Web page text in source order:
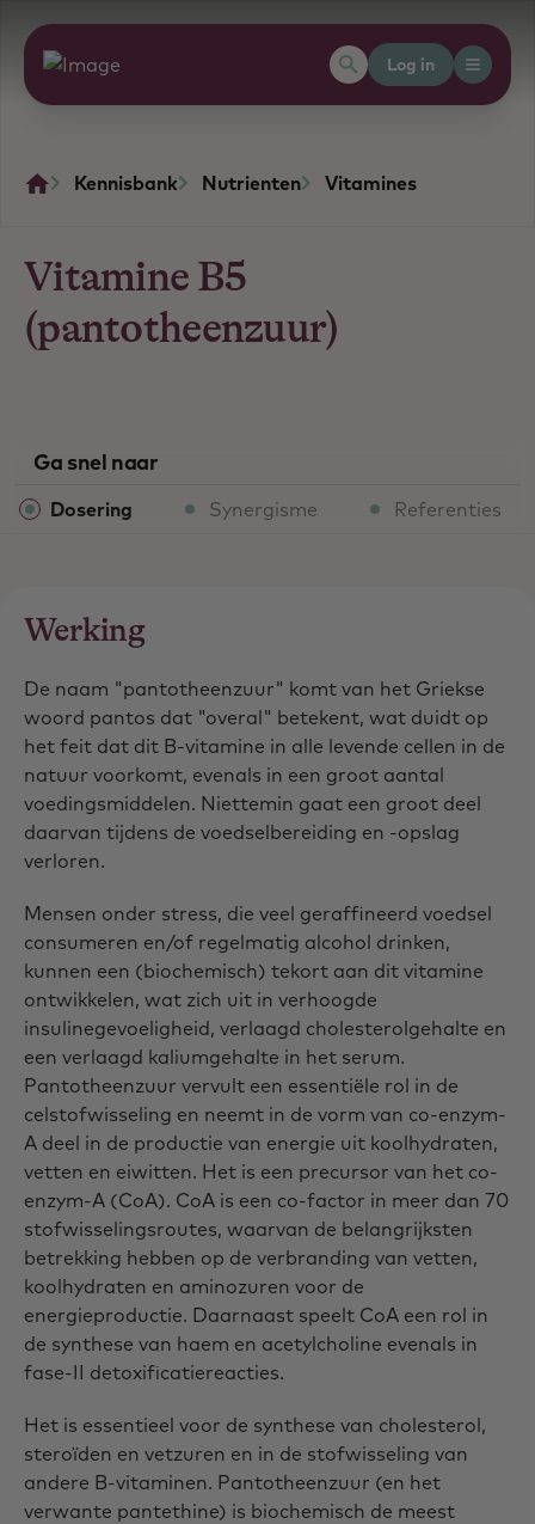
Log in
Kennisbank Nutrienten Vitamines
Vitamine B5
(pantotheenzuur)
Ga snel naar
Dosering Synergisme Referenties
Werking
De naam "pantotheenzuur" komt van het Griekse
woord pantos dat "overal" betekent, wat duidt op
het feit dat dit B-vitamine in alle levende cellen in de
natuur voorkomt, evenals in een groot aantal
voedingsmiddelen. Niettemin gaat een groot deel
daarvan tijdens de voedselbereiding en -opslag
verloren.
Mensen onder stress, die veel geraffineerd voedsel
consumeren en/of regelmatig alcohol drinken,
kunnen een (biochemisch) tekort aan dit vitamine
ontwikkelen, wat zich uit in verhoogde
insulinegevoeligheid, verlaagd cholesterolgehalte en
een verlaagd kaliumgehalte in het serum.
Pantotheenzuur vervult een essentiële rol in de
celstofwisseling en neemt in de vorm van co-enzym-
A deel in de productie van energie uit koolhydraten,
vetten en eiwitten. Het is een precursor van het co-
enzym-A (CoA). CoA is een co-factor in meer dan 70
stofwisselingsroutes, waarvan de belangrijksten
betrekking hebben op de verbranding van vetten,
koolhydraten en aminozuren voor de
energieproductie. Daarnaast speelt CoA een rol in
de synthese van haem en acetylcholine evenals in
fase-II detoxificatiereacties.
Het is essentieel voor de synthese van cholesterol,
steroïden en vetzuren en in de stofwisseling van
andere B-vitaminen. Pantotheenzuur (en het
verwante pantethine) is biochemisch de meest